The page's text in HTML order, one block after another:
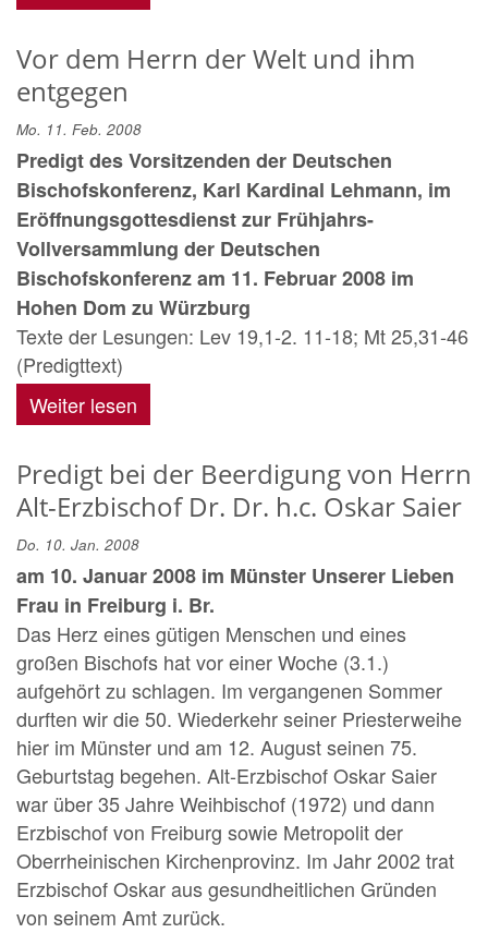
Vor dem Herrn der Welt und ihm
entgegen
Mo. 11. Feb. 2008
Predigt des Vorsitzenden der Deutschen
Bischofskonferenz, Karl Kardinal Lehmann, im
Eröffnungsgottesdienst zur Frühjahrs-
Vollversammlung der Deutschen
Bischofskonferenz am 11. Februar 2008 im
Hohen Dom zu Würzburg
Texte der Lesungen: Lev 19,1-2. 11-18; Mt 25,31-46
(Predigttext)
Weiter lesen
Predigt bei der Beerdigung von Herrn
Alt-Erzbischof Dr. Dr. h.c. Oskar Saier
Do. 10. Jan. 2008
am 10. Januar 2008 im Münster Unserer Lieben
Frau in Freiburg i. Br.
Das Herz eines gütigen Menschen und eines
großen Bischofs hat vor einer Woche (3.1.)
aufgehört zu schlagen. Im vergangenen Sommer
durften wir die 50. Wiederkehr seiner Priesterweihe
hier im Münster und am 12. August seinen 75.
Geburtstag begehen. Alt-Erzbischof Oskar Saier
war über 35 Jahre Weihbischof (1972) und dann
Erzbischof von Freiburg sowie Metropolit der
Oberrheinischen Kirchenprovinz. Im Jahr 2002 trat
Erzbischof Oskar aus gesundheitlichen Gründen
von seinem Amt zurück.